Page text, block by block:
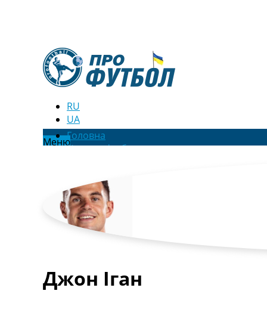
RU
UA
МенюГоловна
Новини футболу
Футбольні трансфери
Останні коментарі
Конкурс прогнозів
Логін
Турніри
Джон Іган